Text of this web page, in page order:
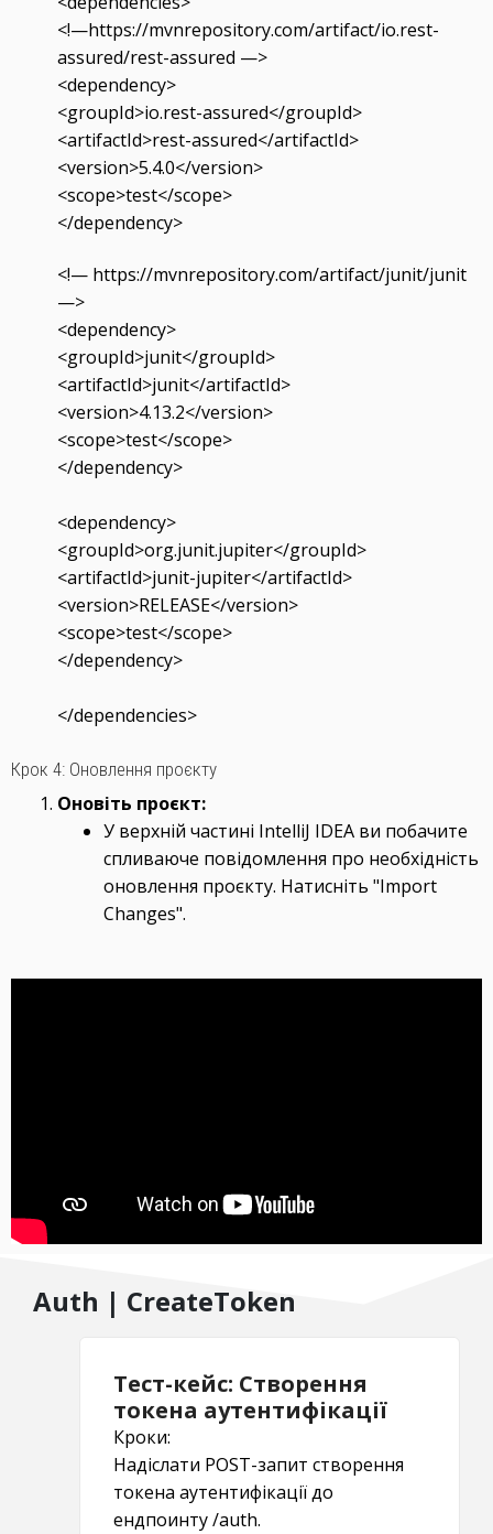
<!—https://mvnrepository.com/artifact/io.rest-
assured/rest-assured —>
<dependency>
<groupId>io.rest-assured</groupId>
<artifactId>rest-assured</artifactId>
<version>5.4.0</version>
<scope>test</scope>
</dependency>
<!— https://mvnrepository.com/artifact/junit/junit
—>
<dependency>
<groupId>junit</groupId>
<artifactId>junit</artifactId>
<version>4.13.2</version>
<scope>test</scope>
</dependency>
<dependency>
<groupId>org.junit.jupiter</groupId>
<artifactId>junit-jupiter</artifactId>
<version>RELEASE</version>
<scope>test</scope>
</dependency>
</dependencies>
Крок 4: Оновлення проєкту
Оновіть проєкт:
У верхній частині IntelliJ IDEA ви побачите
спливаюче повідомлення про необхідність
оновлення проєкту. Натисніть "Import
Changes".
Auth | CreateToken
Тест-кейс: Створення
токена аутентифікації
Кроки:
Надіслати POST-запит створення
токена аутентифікації до
ендпоинту /auth.